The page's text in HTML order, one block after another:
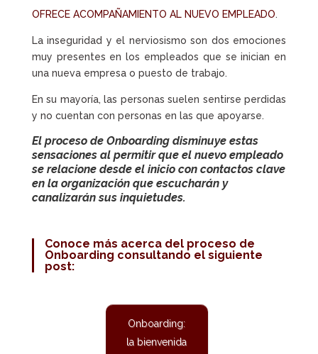
OFRECE ACOMPAÑAMIENTO AL NUEVO EMPLEADO.
La inseguridad y el nerviosismo son dos emociones
muy presentes en los empleados que se inician en
una nueva empresa o puesto de trabajo.
En su mayoría, las personas suelen sentirse perdidas
y no cuentan con personas en las que apoyarse.
El proceso de Onboardingdisminuye estas
sensaciones al permitir que el nuevo empleado
se relacione desde el inicio con contactos clave
en la organización que escucharán y
canalizarán sus inquietudes.
Conoce más acerca del proceso de
Onboarding consultando el siguiente
post:
Onboarding:
la bienvenida